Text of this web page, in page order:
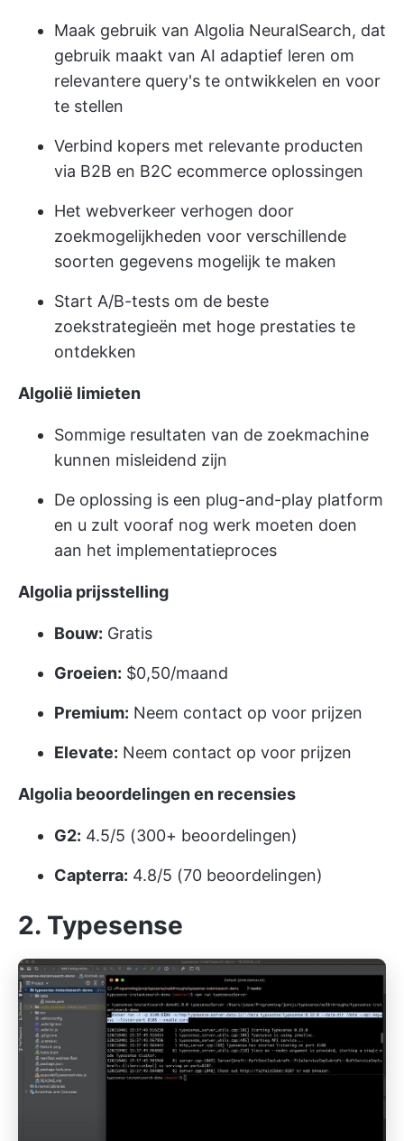
Maak gebruik van Algolia NeuralSearch, dat
gebruik maakt van AI adaptief leren om
relevantere query's te ontwikkelen en voor
te stellen
Verbind kopers met relevante producten
via B2B en B2C ecommerce oplossingen
Het webverkeer verhogen door
zoekmogelijkheden voor verschillende
soorten gegevens mogelijk te maken
Start A/B-tests om de beste
zoekstrategieën met hoge prestaties te
ontdekken
Algolië limieten
Sommige resultaten van de zoekmachine
kunnen misleidend zijn
De oplossing is een plug-and-play platform
en u zult vooraf nog werk moeten doen
aan het implementatieproces
Algolia prijsstelling
Bouw: Gratis
Groeien: $0,50/maand
Premium: Neem contact op voor prijzen
Elevate: Neem contact op voor prijzen
Algolia beoordelingen en recensies
G2: 4.5/5 (300+ beoordelingen)
Capterra: 4.8/5 (70 beoordelingen)
2. Typesense